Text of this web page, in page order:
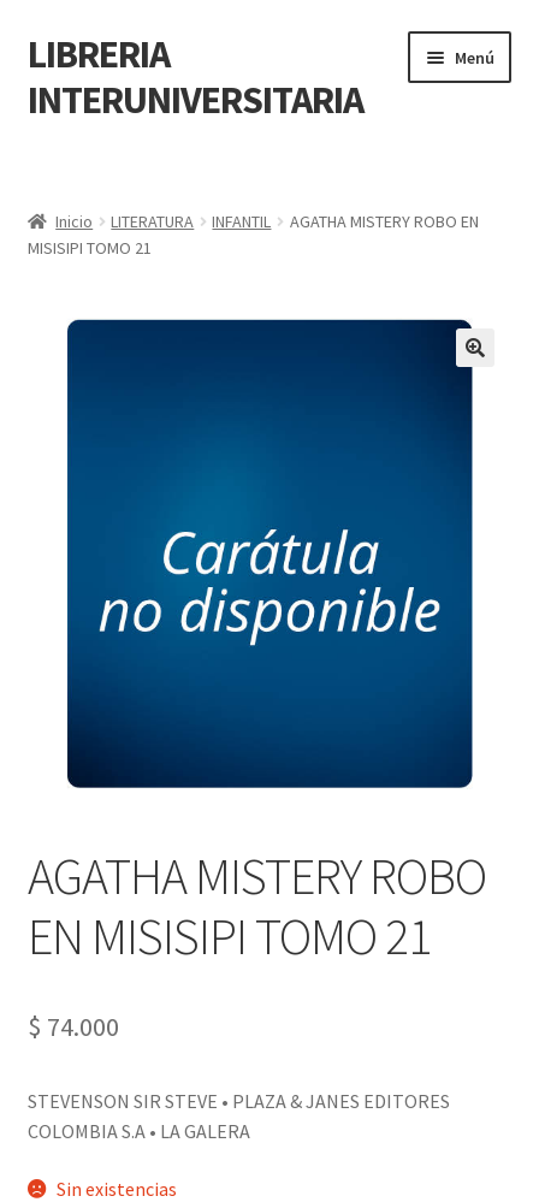
LIBRERIA
INTERUNIVERSITARIA
Menú
Carrito
POLÍTICA DE MANEJO DE INFORMACIÓN Y DATOS
PERSONALES DE CORPORACIÓN INTERUNIVERSITARIA DE
SERVICIO
Tienda
Inicio LITERATURA INFANTIL
AGATHA MISTERY ROBO EN
MISISIPI TOMO 21
AGATHA MISTERY ROBO
EN MISISIPI TOMO 21
$ 74.000
STEVENSON SIR STEVE • PLAZA & JANES EDITORES
COLOMBIA S.A • LA GALERA
Sin existencias